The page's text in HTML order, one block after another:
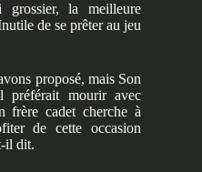
la meilleure
de se prêter au jeu
proposé, mais Son
préférait mourir avec
frère cadet cherche à
de cette occasion
il dit.